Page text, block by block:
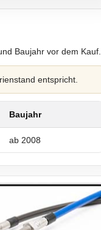
Baujahr vor dem Kauf.
entspricht.
Baujahr
ab 2008